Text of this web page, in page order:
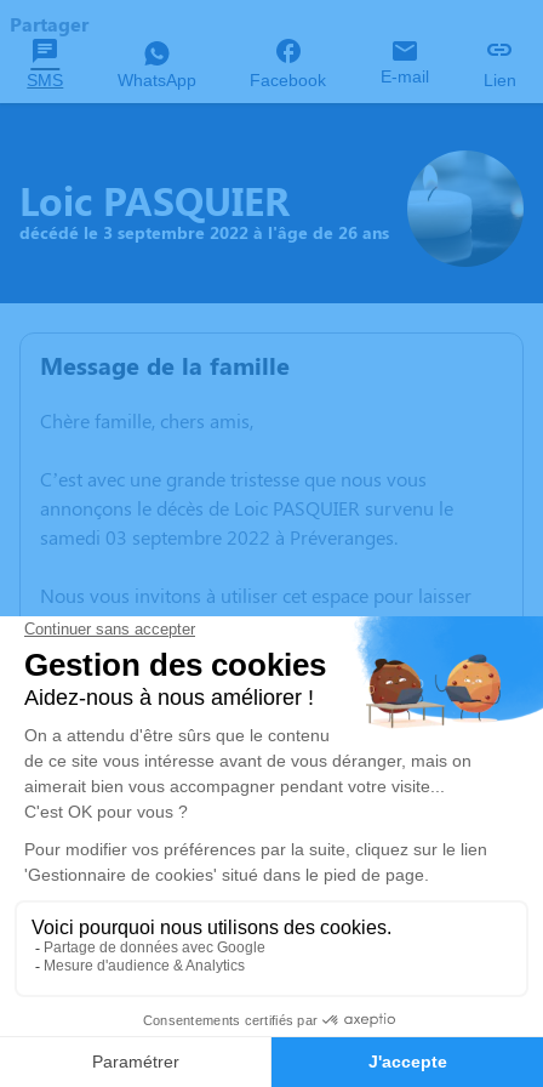
Faire-part Hommages
Partager
SMS WhatsApp Facebook E-mail Lien
Loic PASQUIER
décédé le 3 septembre 2022 à l'âge de 26 ans
Message de la famille
Chère famille, chers amis,
C’est avec une grande tristesse que nous vous
annonçons le décès de Loic PASQUIER survenu le
samedi 03 septembre 2022 à Préveranges.
Nous vous invitons à utiliser cet espace pour laisser
vos condoléances, partager des photos souvenirs, une
anecdote ou exprimer vos pensées à travers des
poèmes ou des textes. Cet endroit est un lieu
d'expression dédié à honorer la mémoire de Loic
PASQUIER.
Un service de plantation d’arbre hommage est
disponible ici.
Je rends hommage
Cérémonie civile
Cimetière de Préveranges
7, Rue du Cimetière